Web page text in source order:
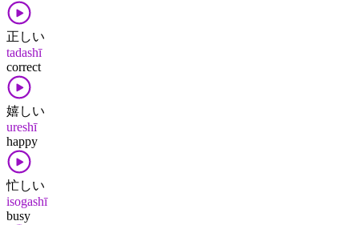
正しい
tadashī
correct
嬉しい
ureshī
happy
忙しい
isogashī
busy